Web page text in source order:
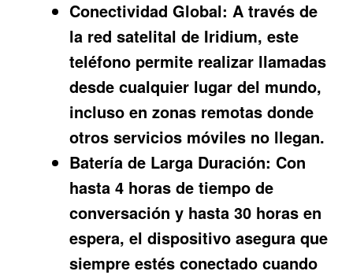
Conectividad Global: A través de
la red satelital de Iridium, este
teléfono permite realizar llamadas
desde cualquier lugar del mundo,
incluso en zonas remotas donde
otros servicios móviles no llegan.
Batería de Larga Duración: Con
hasta 4 horas de tiempo de
conversación y hasta 30 horas en
espera, el dispositivo asegura que
siempre estés conectado cuando